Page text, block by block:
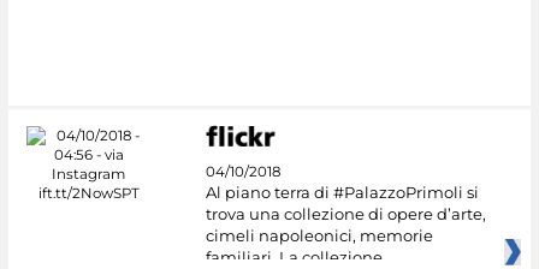
04/10/2018
Al piano terra di #PalazzoPrimoli si
trova una collezione di opere d’arte,
cimeli napoleonici, memorie
familiari. La collezione